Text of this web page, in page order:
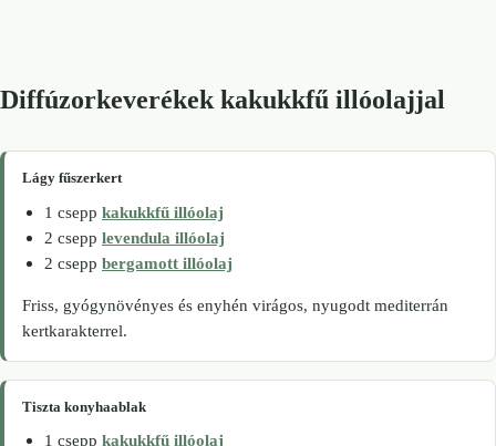
Diffúzorkeverékek kakukkfű illóolajjal
Lágy fűszerkert
1 csepp kakukkfű illóolaj
2 csepp levendula illóolaj
2 csepp bergamott illóolaj
Friss, gyógynövényes és enyhén virágos, nyugodt mediterrán
kertkarakterrel.
Tiszta konyhaablak
1 csepp kakukkfű illóolaj